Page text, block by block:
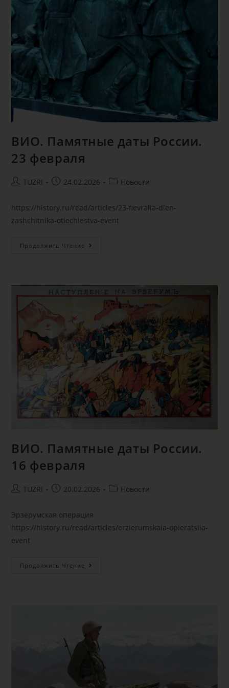
ВИО. Памятные даты России.
23 февраля
TUZRI 24.02.2026 Новости
https://history.ru/read/articles/23-fievralia-dien-
zashchitnika-otiechiestva-event
Продолжить Чтение
ВИО. Памятные даты России.
16 февраля
TUZRI 20.02.2026 Новости
Эрзерумская операция
https://history.ru/read/articles/erzierumskaia-opieratsiia-
event
Продолжить Чтение